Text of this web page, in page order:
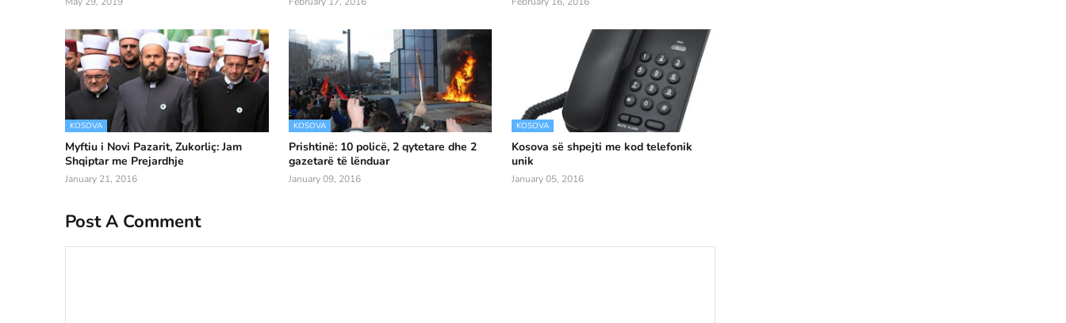
KOSOVA
Myftiu i Novi Pazarit, Zukorliç: Jam
Shqiptar me Prejardhje
January 21, 2016
KOSOVA
Prishtinë: 10 policë, 2 qytetare dhe 2
gazetarë të lënduar
January 09, 2016
KOSOVA
Kosova së shpejti me kod telefonik
unik
January 05, 2016
Post A Comment